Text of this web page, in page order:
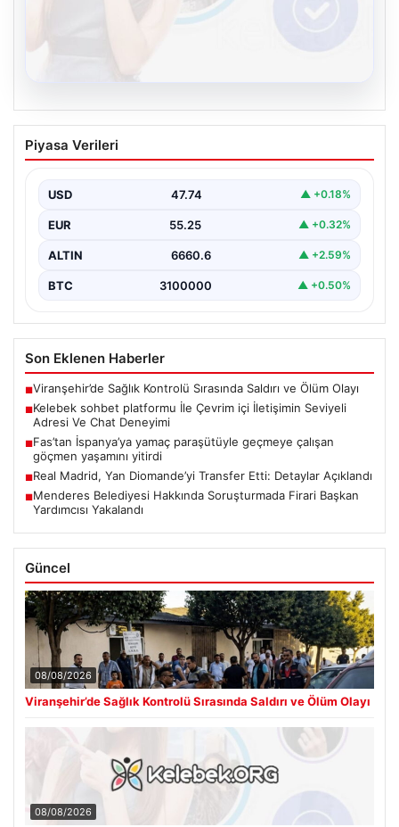
Kelebek sohbet platformu İle Çevrim içi
İletişimin Seviyeli Adresi Ve Chat
Dijital ortamında insanların güvenli bir tarzda bağlantı
Halen…
Piyasa Verileri
USD 47.74 ▲ +0.18%
EUR 55.25 ▲ +0.32%
ALTIN 6660.6 ▲ +2.59%
BTC 3100000 ▲ +0.50%
Son Eklenen Haberler
■Viranşehir’de Sağlık Kontrolü Sırasında Saldırı ve Ölüm Olayı
■Kelebek sohbet platformu İle Çevrim içi İletişimin Seviyeli
Adresi Ve Chat Deneyimi
■Fas’tan İspanya’ya yamaç paraşütüyle geçmeye çalışan
göçmen yaşamını yitirdi
■Real Madrid, Yan Diomande’yi Transfer Etti: Detaylar Açıklandı
■Menderes Belediyesi Hakkında Soruşturmada Firari Başkan
Yardımcısı Yakalandı
Güncel
08/08/2026
Viranşehir’de Sağlık Kontrolü Sırasında Saldırı ve Ölüm Olayı
08/08/2026